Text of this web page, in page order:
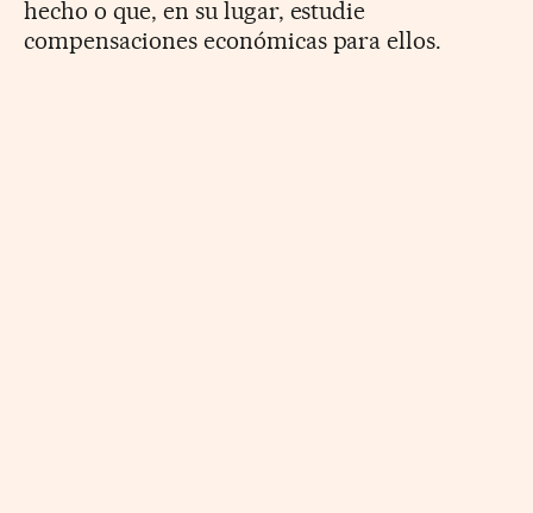
hecho o que, en su lugar, estudie
compensaciones económicas para ellos.